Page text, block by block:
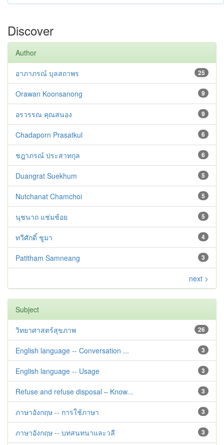
Discover
Author
25
อาภาภรณ์ บุลสถาพร
9
Orawan Koonsanong
9
อรวรรณ คุณสนอง
6
Chadaporn Prasatkul
6
ชฎาภรณ์ ประสาทกุล
5
Duangrat Suekhum
5
Nutchanat Chamchoi
5
นุชนาถ แช่มช้อย
4
ทวีศักดิ์ ชูมา
3
Patitham Samneang
next >
Subject
26
วิทยาศาสตร์สุขภาพ
3
English language -- Conversation ...
3
English language -- Usage
3
Refuse and refuse disposal – Know...
3
ภาษาอังกฤษ -- การใช้ภาษา
3
ภาษาอังกฤษ -- บทสนทนาและวลี